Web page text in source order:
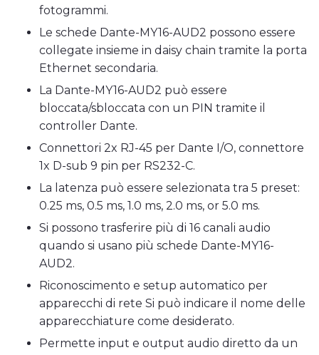
fotogrammi.
Le schede Dante-MY16-AUD2 possono essere
collegate insieme in daisy chain tramite la porta
Ethernet secondaria.
La Dante-MY16-AUD2 può essere
bloccata/sbloccata con un PIN tramite il
controller Dante.
Connettori 2x RJ-45 per Dante I/O, connettore
1x D-sub 9 pin per RS232-C.
La latenza può essere selezionata tra 5 preset:
0.25 ms, 0.5 ms, 1.0 ms, 2.0 ms, or 5.0 ms.
Si possono trasferire più di 16 canali audio
quando si usano più schede Dante-MY16-
AUD2.
Riconoscimento e setup automatico per
apparecchi di rete Si può indicare il nome delle
apparecchiature come desiderato.
Permette input e output audio diretto da un